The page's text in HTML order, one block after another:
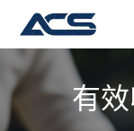
有